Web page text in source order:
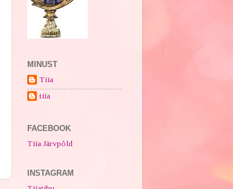
MINUST
Tiia
tiia
FACEBOOK
Tiia Järvpõld
INSTAGRAM